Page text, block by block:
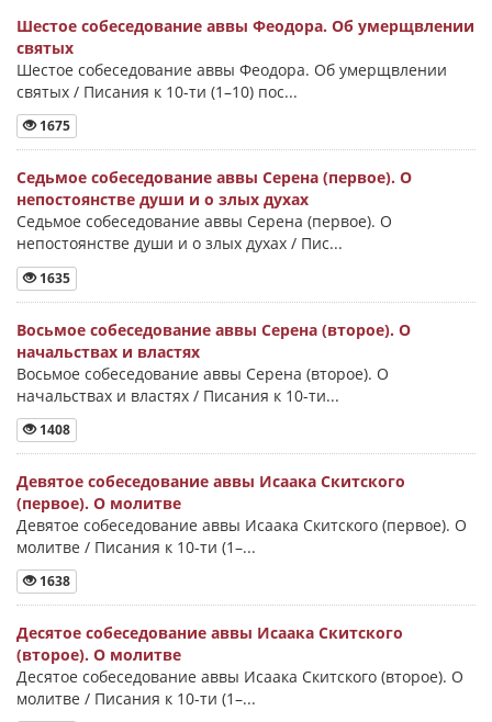
Шестое собеседование аввы Феодора. Об умерщвлении
святых
Шестое собеседование аввы Феодора. Об умерщвлении
святых / Писания к 10-ти (1–10) пос...
1675
Седьмое собеседование аввы Серена (первое). О
непостоянстве души и о злых духах
Седьмое собеседование аввы Серена (первое). О
непостоянстве души и о злых духах / Пис...
1635
Восьмое собеседование аввы Серена (второе). О
начальствах и властях
Восьмое собеседование аввы Серена (второе). О
начальствах и властях / Писания к 10-ти...
1408
Девятое собеседование аввы Исаака Скитского
(первое). О молитве
Девятое собеседование аввы Исаака Скитского (первое). О
молитве / Писания к 10-ти (1–...
1638
Десятое собеседование аввы Исаака Скитского
(второе). О молитве
Десятое собеседование аввы Исаака Скитского (второе). О
молитве / Писания к 10-ти (1–...